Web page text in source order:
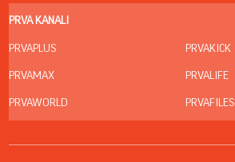
PRVA KANALI
PRVAPLUS
PRVAMAX
PRVAWORLD
PRVAKICK
PRVALIFE
PRVAFILES